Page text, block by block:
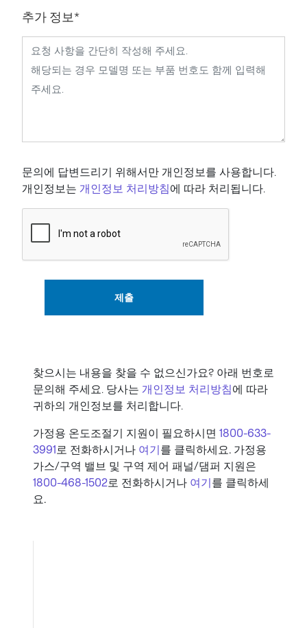
추가 정보*
문의에 답변드리기 위해서만 개인정보를 사용합니다.
개인정보는 개인정보 처리방침에 따라 처리됩니다.
제출
찾으시는 내용을 찾을 수 없으신가요? 아래 번호로
문의해 주세요. 당사는 개인정보 처리방침에 따라
귀하의 개인정보를 처리합니다.
가정용 온도조절기 지원이 필요하시면 1800-633-
3991 로 전화하시거나 여기를 클릭하세요. 가정용
가스/구역 밸브 및 구역 제어 패널/댐퍼 지원은
1800-468-1502로 전화하시거나 여기를 클릭하세
요.